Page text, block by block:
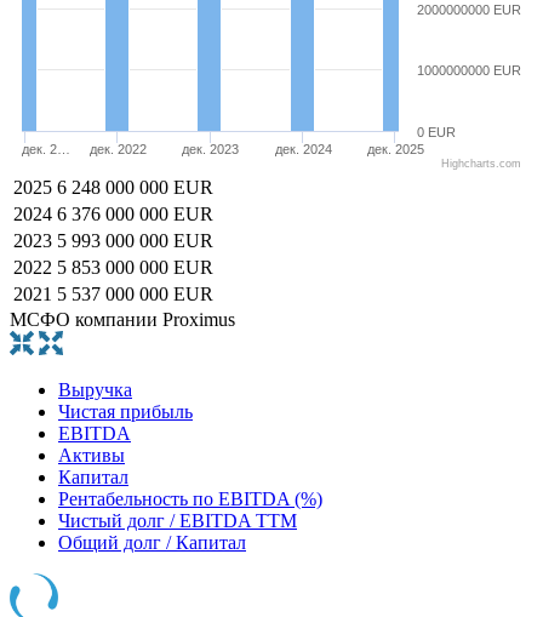
дек. 2… дек. 2022 дек. 2023 дек. 2024 дек. 2025
0 EUR
1000000000 EUR
2000000000 EUR
Highcharts.com
2025 6 248 000 000 EUR
2024 6 376 000 000 EUR
2023 5 993 000 000 EUR
2022 5 853 000 000 EUR
2021 5 537 000 000 EUR
МСФО компании Proximus
Выручка
Чистая прибыль
EBITDA
Активы
Капитал
Рентабельность по EBITDA (%)
Чистый долг / EBITDA TTM
Общий долг / Капитал